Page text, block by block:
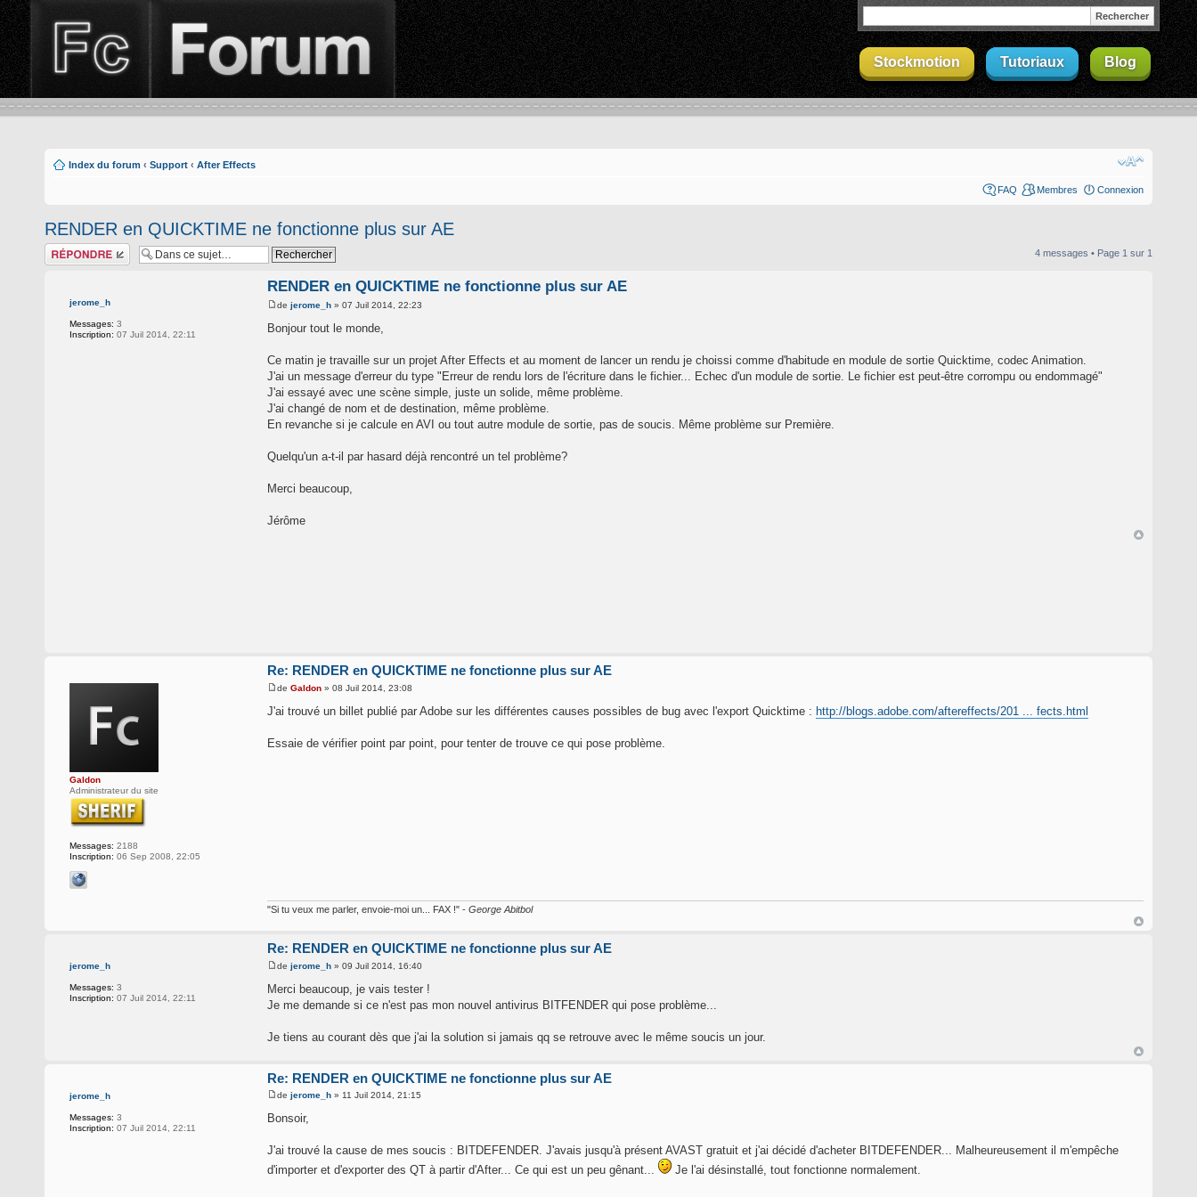
Stockmotion Tutoriaux Blog
Index du forum ‹ Support ‹ After Effects
FAQ Membres Connexion
RENDER en QUICKTIME ne fonctionne plus sur AE
Répondre 4 messages • Page 1 sur 1
jerome_h
Messages: 3
Inscription: 07 Juil 2014, 22:11
RENDER en QUICKTIME ne fonctionne plus sur AE
de jerome_h » 07 Juil 2014, 22:23
Bonjour tout le monde,
Ce matin je travaille sur un projet After Effects et au moment de lancer un rendu je choissi comme d'habitude en module de sortie Quicktime, codec Animation.
J'ai un message d'erreur du type "Erreur de rendu lors de l'écriture dans le fichier... Echec d'un module de sortie. Le fichier est peut-être corrompu ou endommagé"
J'ai essayé avec une scène simple, juste un solide, même problème.
J'ai changé de nom et de destination, même problème.
En revanche si je calcule en AVI ou tout autre module de sortie, pas de soucis. Même problème sur Première.
Quelqu'un a-t-il par hasard déjà rencontré un tel problème?
Merci beaucoup,
Jérôme
Galdon
Administrateur du site
Messages: 2188
Inscription: 06 Sep 2008, 22:05
Re: RENDER en QUICKTIME ne fonctionne plus sur AE
de Galdon » 08 Juil 2014, 23:08
J'ai trouvé un billet publié par Adobe sur les différentes causes possibles de bug avec l'export Quicktime : http://blogs.adobe.com/aftereffects/201 ... fects.html
Essaie de vérifier point par point, pour tenter de trouve ce qui pose problème.
"Si tu veux me parler, envoie-moi un... FAX !" - George Abitbol
jerome_h
Messages: 3
Inscription: 07 Juil 2014, 22:11
Re: RENDER en QUICKTIME ne fonctionne plus sur AE
de jerome_h » 09 Juil 2014, 16:40
Merci beaucoup, je vais tester !
Je me demande si ce n'est pas mon nouvel antivirus BITFENDER qui pose problème...
Je tiens au courant dès que j'ai la solution si jamais qq se retrouve avec le même soucis un jour.
jerome_h
Messages: 3
Inscription: 07 Juil 2014, 22:11
Re: RENDER en QUICKTIME ne fonctionne plus sur AE
de jerome_h » 11 Juil 2014, 21:15
Bonsoir,
J'ai trouvé la cause de mes soucis : BITDEFENDER. J'avais jusqu'à présent AVAST gratuit et j'ai décidé d'acheter BITDEFENDER... Malheureusement il m'empêche
d'importer et d'exporter des QT à partir d'After... Ce qui est un peu gênant...
Je l'ai désinstallé, tout fonctionne normalement.